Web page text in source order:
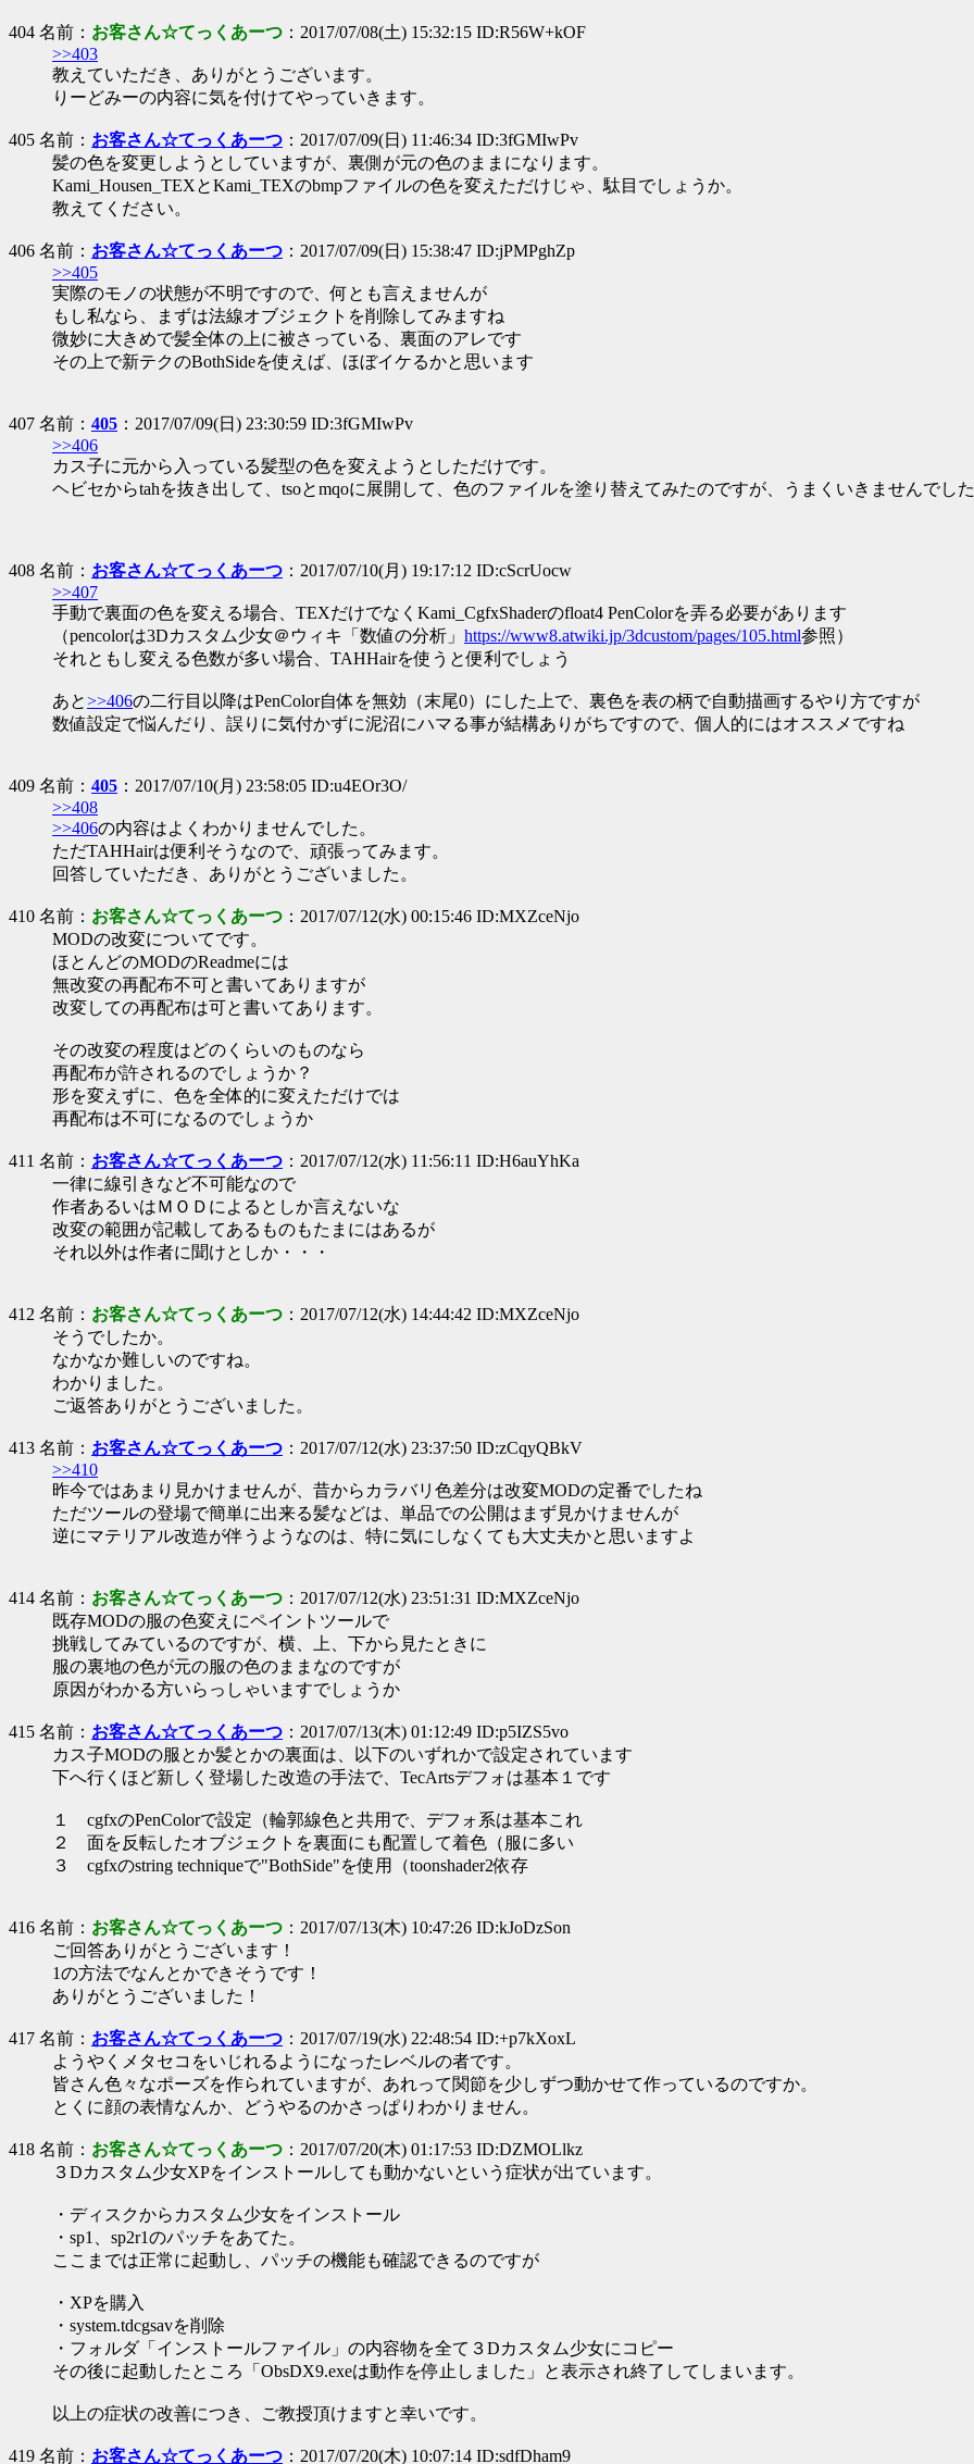
404 名前： お客さん☆てっくあーつ ：2017/07/08(土) 15:32:15 ID:R56W+kOF
>>403
教えていただき、ありがとうございます。
りーどみーの内容に気を付けてやっていきます。
405 名前： お客さん☆てっくあーつ ：2017/07/09(日) 11:46:34 ID:3fGMIwPv
髪の色を変更しようとしていますが、裏側が元の色のままになります。
Kami_Housen_TEXとKami_TEXのbmpファイルの色を変えただけじゃ、駄目でしょうか。
教えてください。
406 名前： お客さん☆てっくあーつ ：2017/07/09(日) 15:38:47 ID:jPMPghZp
>>405
実際のモノの状態が不明ですので、何とも言えませんが
もし私なら、まずは法線オブジェクトを削除してみますね
微妙に大きめで髪全体の上に被さっている、裏面のアレです
その上で新テクのBothSideを使えば、ほぼイケるかと思います
407 名前： 405 ：2017/07/09(日) 23:30:59 ID:3fGMIwPv
>>406
カス子に元から入っている髪型の色を変えようとしただけです。
ヘビセからtahを抜き出して、tsoとmqoに展開して、色のファイルを塗り替えてみたのですが、うまくいきませんでし
408 名前： お客さん☆てっくあーつ ：2017/07/10(月) 19:17:12 ID:cScrUocw
>>407
手動で裏面の色を変える場合、TEXだけでなくKami_CgfxShaderのfloat4 PenColorを弄る必要があります
（pencolorは3Dカスタム少女＠ウィキ「数値の分析」 https://www8.atwiki.jp/3dcustom/pages/105.html参照）
それともし変える色数が多い場合、TAHHairを使うと便利でしょう
あと>>406の二行目以降はPenColor自体を無効（末尾0）にした上で、裏色を表の柄で自動描画するやり方ですが
数値設定で悩んだり、誤りに気付かずに泥沼にハマる事が結構ありがちですので、個人的にはオススメですね
409 名前： 405 ：2017/07/10(月) 23:58:05 ID:u4EOr3O/
>>408
>>406の内容はよくわかりませんでした。
ただTAHHairは便利そうなので、頑張ってみます。
回答していただき、ありがとうございました。
410 名前： お客さん☆てっくあーつ ：2017/07/12(水) 00:15:46 ID:MXZceNjo
MODの改変についてです。
ほとんどのMODのReadmeには
無改変の再配布不可と書いてありますが
改変しての再配布は可と書いてあります。
その改変の程度はどのくらいのものなら
再配布が許されるのでしょうか？
形を変えずに、色を全体的に変えただけでは
再配布は不可になるのでしょうか
411 名前： お客さん☆てっくあーつ ：2017/07/12(水) 11:56:11 ID:H6auYhKa
一律に線引きなど不可能なので
作者あるいはＭＯＤによるとしか言えないな
改変の範囲が記載してあるものもたまにはあるが
それ以外は作者に聞けとしか・・・
412 名前： お客さん☆てっくあーつ ：2017/07/12(水) 14:44:42 ID:MXZceNjo
そうでしたか。
なかなか難しいのですね。
わかりました。
ご返答ありがとうございました。
413 名前： お客さん☆てっくあーつ ：2017/07/12(水) 23:37:50 ID:zCqyQBkV
>>410
昨今ではあまり見かけませんが、昔からカラバリ色差分は改変MODの定番でしたね
ただツールの登場で簡単に出来る髪などは、単品での公開はまず見かけませんが
逆にマテリアル改造が伴うようなのは、特に気にしなくても大丈夫かと思いますよ
414 名前： お客さん☆てっくあーつ ：2017/07/12(水) 23:51:31 ID:MXZceNjo
既存MODの服の色変えにペイントツールで
挑戦してみているのですが、横、上、下から見たときに
服の裏地の色が元の服の色のままなのですが
原因がわかる方いらっしゃいますでしょうか
415 名前： お客さん☆てっくあーつ ：2017/07/13(木) 01:12:49 ID:p5IZS5vo
カス子MODの服とか髪とかの裏面は、以下のいずれかで設定されています
下へ行くほど新しく登場した改造の手法で、TecArtsデフォは基本１です
１ cgfxのPenColorで設定（輪郭線色と共用で、デフォ系は基本これ
２ 面を反転したオブジェクトを裏面にも配置して着色（服に多い
３ cgfxのstring techniqueで"BothSide"を使用（toonshader2依存
416 名前： お客さん☆てっくあーつ ：2017/07/13(木) 10:47:26 ID:kJoDzSon
ご回答ありがとうございます！
1の方法でなんとかできそうです！
ありがとうございました！
417 名前： お客さん☆てっくあーつ ：2017/07/19(水) 22:48:54 ID:+p7kXoxL
ようやくメタセコをいじれるようになったレベルの者です。
皆さん色々なポーズを作られていますが、あれって関節を少しずつ動かせて作っているのですか。
とくに顔の表情なんか、どうやるのかさっぱりわかりません。
418 名前： お客さん☆てっくあーつ ：2017/07/20(木) 01:17:53 ID:DZMOLlkz
３Dカスタム少女XPをインストールしても動かないという症状が出ています。
・ディスクからカスタム少女をインストール
・sp1、sp2r1のパッチをあてた。
ここまでは正常に起動し、パッチの機能も確認できるのですが
・XPを購入
・system.tdcgsavを削除
・フォルダ「インストールファイル」の内容物を全て３Dカスタム少女にコピー
その後に起動したところ「ObsDX9.exeは動作を停止しました」と表示され終了してしまいます。
以上の症状の改善につき、ご教授頂けますと幸いです。
419 名前： お客さん☆てっくあーつ ：2017/07/20(木) 10:07:14 ID:sdfDham9